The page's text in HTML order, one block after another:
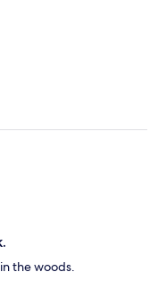
the woods.